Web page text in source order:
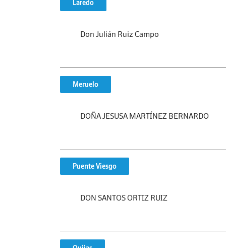
Laredo
Don Julián Ruiz Campo
Meruelo
DOÑA JESUSA MARTÍNEZ BERNARDO
Puente Viesgo
DON SANTOS ORTIZ RUIZ